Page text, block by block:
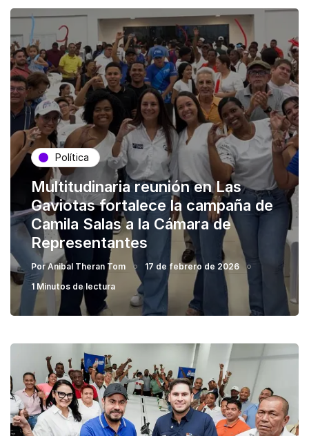
Política
Multitudinaria reunión en Las
Gaviotas fortalece la campaña de
Camila Salas a la Cámara de
Representantes
PorAnibal Theran Tom
17 de febrero de 2026
1 Minutos de lectura